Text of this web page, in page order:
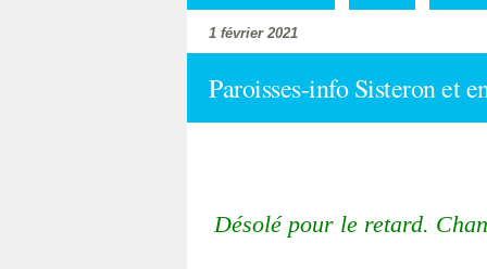
1 février 2021
Paroisses-info Sisteron et
Désolé pour le retard.